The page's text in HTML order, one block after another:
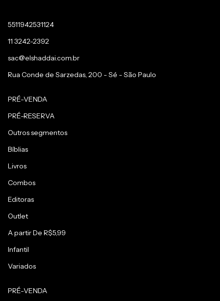
5511942531124
11 3242-2392
sac@elshaddai.com.br
Rua Conde de Sarzedas, 200 - Sé - São Paulo
PRÉ-VENDA
PRÉ-RESERVA
Outros segmentos
Bíblias
Livros
Combos
Editoras
Outlet
A partir De R$5,99
Infantil
Variados
PRÉ-VENDA